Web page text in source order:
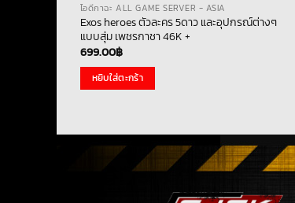
ไอดีกาฉะ ALL GAME SERVER - ASIA
Exos heroes ตัวละคร 5ดาว และอุปกรณ์ต่างๆ
แบบสุ่ม เพชรกาชา 46K +
699.00฿
หยิบใส่ตะกร้า